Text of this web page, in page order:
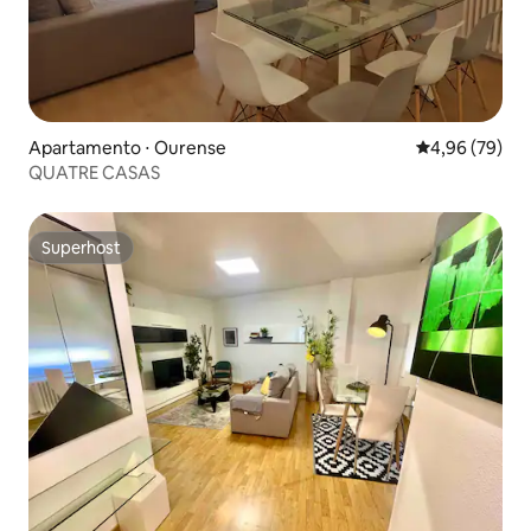
Apartamento ⋅ Ourense 4,96 de uma
4,96 (79)
QUATRE CASAS
Superhost
Superhost